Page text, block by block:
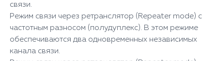
связи.
Режим связи через ретранслятор (Repeater mode) с
частотным разносом (полудуплекс). В этом режиме
обеспечиваются два одновременных независимых
канала связи.